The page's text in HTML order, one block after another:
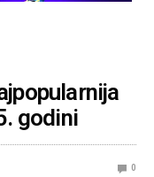
godini
0